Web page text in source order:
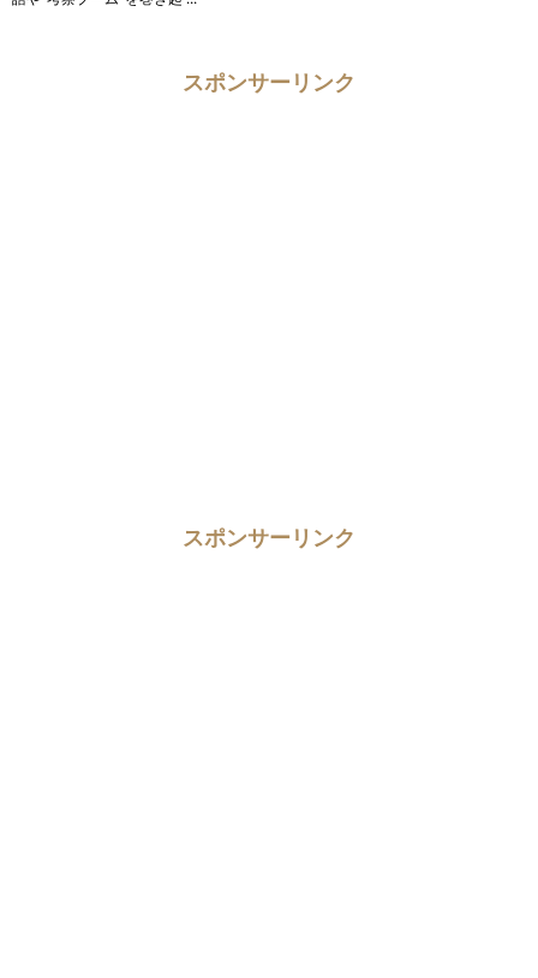
スポンサーリンク
スポンサーリンク